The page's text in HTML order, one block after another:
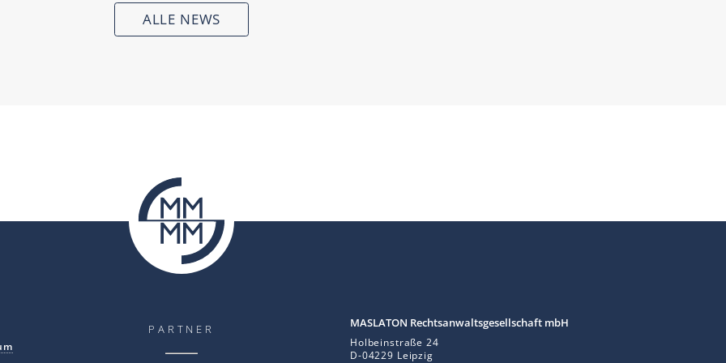
ALLE NEWS
PARTNER MAS LA TON Rechtsanwaltsgesellschaft mbH
Holbeinstraße 24
D-04229 Leipzig